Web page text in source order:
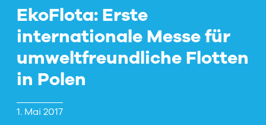
EkoFlota: Erste
internationale Messe für
umweltfreundliche Flotten
in Polen
1. Mai 2017